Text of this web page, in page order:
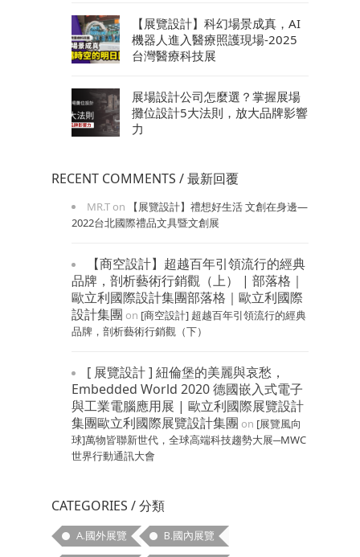
【展覽設計】科幻場景成真，AI
機器人進入醫療照護現場-2025
台灣醫療科技展
展場設計公司怎麼選？掌握展場
攤位設計5大法則，放大品牌影響
力
RECENT COMMENTS / 最新回覆
MR.T on
【展覽設計】禮想好生活 文創在身邊—
2022台北國際禮品文具暨文創展
【商空設計】超越百年引領流行的經典
品牌，剖析藝術行銷觀（上） | 部落格｜
歐立利國際設計集團部落格｜歐立利國際
設計集團 on [商空設計] 超越百年引領流行的經典
品牌，剖析藝術行銷觀（下）
[ 展覽設計 ] 紐倫堡的美麗與哀愁，
Embedded World 2020 德國嵌入式電子
與工業電腦應用展 | 歐立利國際展覽設計
集團歐立利國際展覽設計集團 on [展覽風向
球]萬物皆聯新世代，全球高端科技趨勢大展─MWC
世界行動通訊大會
CATEGORIES / 分類
A.國外展覽
B.國內展覽